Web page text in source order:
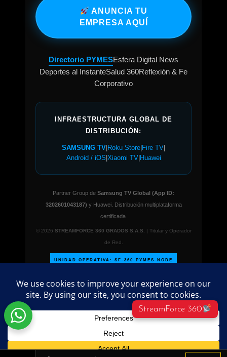
StreamForce 360
ANUNCIA TU
EMPRESA AQUÍ
Directorio PYMESEsfera Digital News
Deportes al InstanteSalud 360Reflexión & Fe
Corporativo
INFRAESTRUCTURA GLOBAL DE
DISTRIBUCIÓN:
SAMSUNG TV Roku Store Fire TV
Android / iOS Xiaomi TV| Huawei
Partner Group de Samsung TV Global (App ID:
3202601043187) y Huawei. Distribución multiplataforma
certificada.
© 2026 STREAMFORCE 360 GRADOS S.A.S. | Titular y Operador
de Red.
UNIDAD OPERATIVA: SF-360-PYMES-NODE
derechos reservados.Directorio empresarial
administrado porstreamforce360º